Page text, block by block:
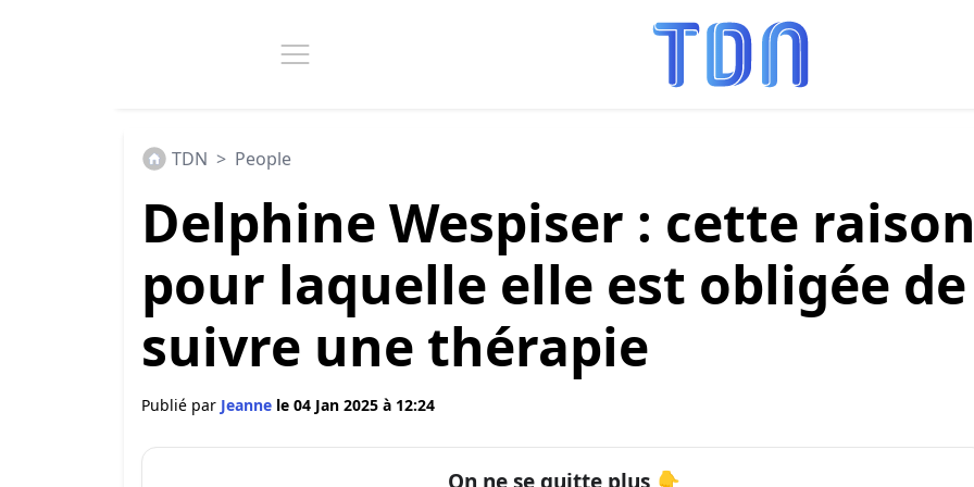
TDN > People
Delphine Wespiser : cette
pour laquelle elle est obligée de
suivre une thérapie
Publié par Jeanne le 04 Jan 2025 à 12:24